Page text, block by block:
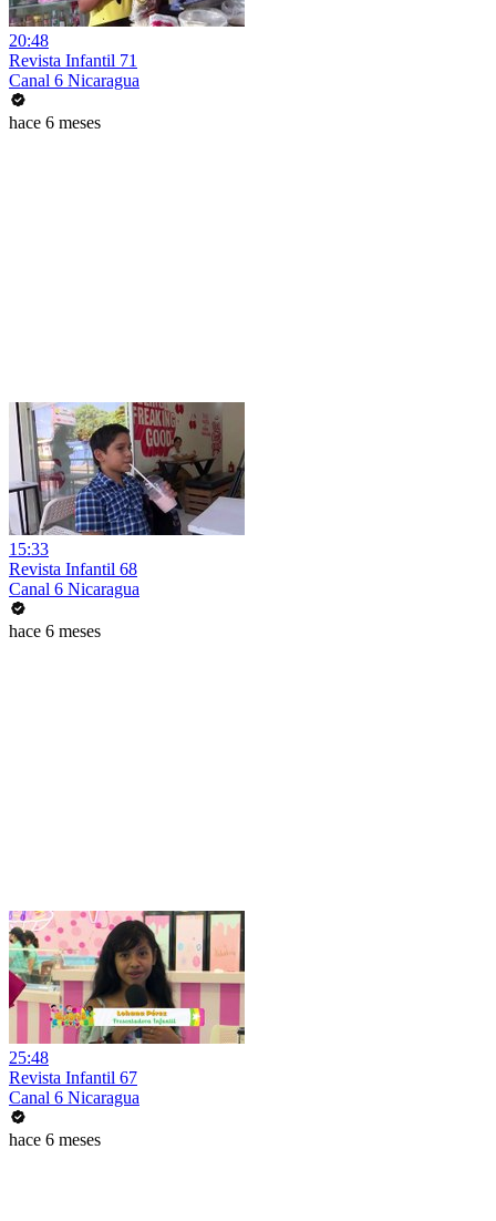
20:48
Revista Infantil 71
Canal 6 Nicaragua
hace 6 meses
15:33
Revista Infantil 68
Canal 6 Nicaragua
hace 6 meses
25:48
Revista Infantil 67
Canal 6 Nicaragua
hace 6 meses